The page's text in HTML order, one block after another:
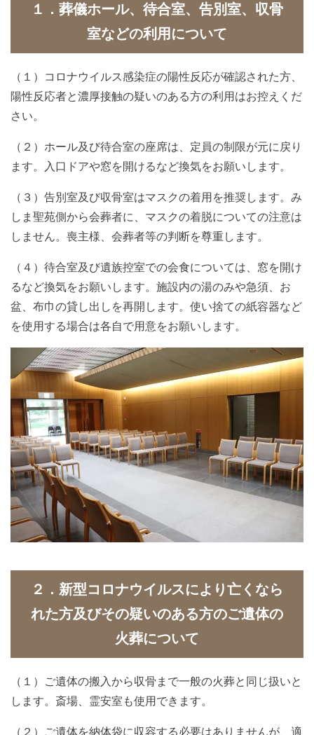
１．葬儀ホール、待合室、告別室、収骨
室などの利用について
（１）コロナウイルス感染症の陽性反応が確認された方、
陽性反応者と濃厚接触の疑いのある方の利用はお控えくだ
さい。
（２）ホール及び待合室の座席は、定員の制限が元に戻り
ます。入口ドアや窓を開けるなど換気をお願いします。
（３）告別室及び収骨室はマスクの着用を推奨します。み
しま聖苑側から会葬者に、マスクの着脱についての注意は
しません。喪主様、会葬者等の判断を尊重します。
（４）待合室及び遺族控室での会食については、窓を開け
るなど換気をお願いします。施設内の湯のみや急須、お
盆、布巾の貸し出しを再開します。使い捨ての紙容器など
を使用する場合は各自で用意をお願いします。
２．新型コロナウイルスにより亡くなら
れた方及びその疑いのある方のご遺体の
火葬について
（１）ご遺体の搬入から収骨まで一般の火葬と同じ扱いと
します。斎場、霊安室も使用できます。
（２）ご遺体を納体袋に収容する必要はありませんが、適